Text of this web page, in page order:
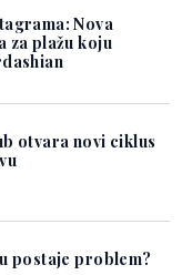
Nova
za plažu koju
otvara novi ciklus
postaje problem?